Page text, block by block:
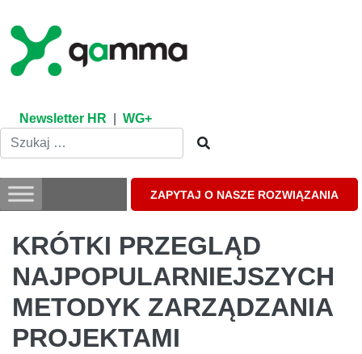
content
Newsletter HR WG+
ZAPYTAJ O NASZE ROZWIĄZANIA
KRÓTKI PRZEGLĄD
NAJPOPULARNIEJSZYCH
METODYK ZARZĄDZANIA
PROJEKTAMI